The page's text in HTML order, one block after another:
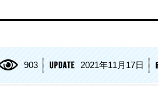
903 2021年11月17日